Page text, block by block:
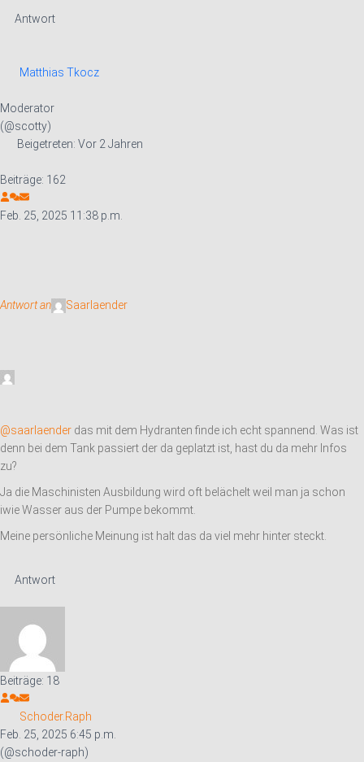
Antwort
Matthias Tkocz
Moderator
(@scotty)
Beigetreten: Vor 2 Jahren
Beiträge: 162
Feb. 25, 2025 11:38 p.m.
Antwort an Saarlaender
@saarlaender das mit dem Hydranten finde ich echt spannend. Was ist
denn bei dem Tank passiert der da geplatzt ist, hast du da mehr Infos
zu?
Ja die Maschinisten Ausbildung wird oft belächelt weil man ja schon
iwie Wasser aus der Pumpe bekommt.
Meine persönliche Meinung ist halt das da viel mehr hinter steckt.
Antwort
Beiträge: 18
Schoder.Raph
Feb. 25, 2025 6:45 p.m.
(@schoder-raph)